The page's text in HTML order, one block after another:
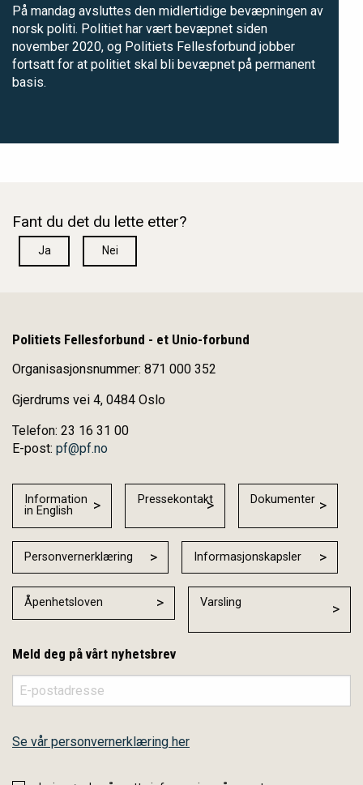
På mandag avsluttes den midlertidige bevæpningen av
norsk politi. Politiet har vært bevæpnet siden
november 2020, og Politiets Fellesforbund jobber
fortsatt for at politiet skal bli bevæpnet på permanent
basis.
Fant du det du lette etter?
Ja Nei
Politiets Fellesforbund - et Unio-forbund
Organisasjonsnummer: 871 000 352
Gjerdrums vei 4, 0484 Oslo
Telefon: 23 16 31 00
E-post: pf@pf.no
Information
in English
Pressekontakt Dokumenter
Personvernerklæring Informasjonskapsler
Åpenhetsloven Varsling
Meld deg på vårt nyhetsbrev
Se vår personvernerklæring her